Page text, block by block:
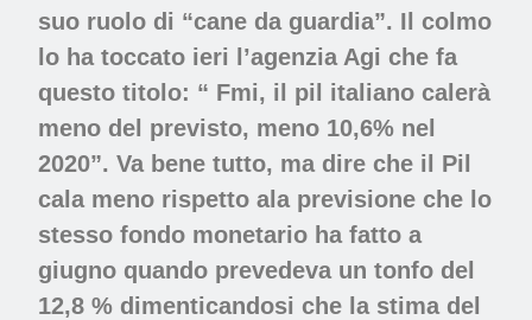
suo ruolo di “cane da guardia”. Il colmo
lo ha toccato ieri l’agenzia Agi che fa
questo titolo: “ Fmi, il pil italiano calerà
meno del previsto, meno 10,6% nel
2020”. Va bene tutto, ma dire che il Pil
cala meno rispetto ala previsione che lo
stesso fondo monetario ha fatto a
giugno quando prevedeva un tonfo del
12,8 % dimenticandosi che la stima del